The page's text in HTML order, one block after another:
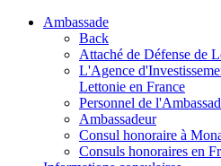
Ambassade
Back
Attaché de Défense de
L'Agence
Lettonie en France
Personnel de
Ambassadeur
Consul honoraire à
Consuls honoraires en